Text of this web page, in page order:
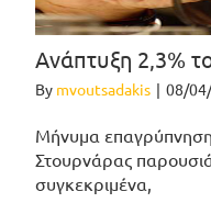
Ανάπτυξη 2,3%
By mvoutsadakis | 08/
Μήνυμα επαγρύπνησης
Στουρνάρας
συγκεκριμένα,